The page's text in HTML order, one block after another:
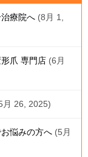
療院へ 8月 1,
爪 専門店 6月
月 26, 2025
悩みの方へ 5月